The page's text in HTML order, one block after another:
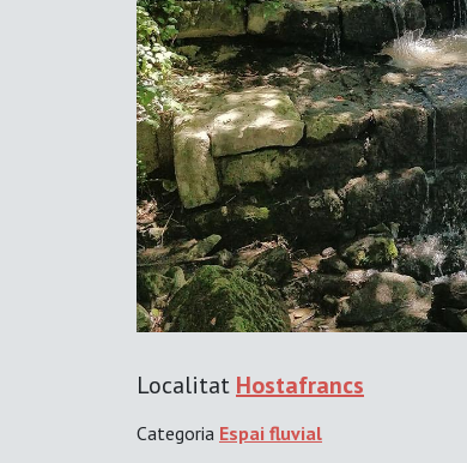
Localitat Hostafrancs
Categoria Espai fluvial